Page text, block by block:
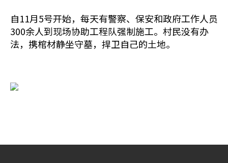
自11月5号开始，每天有警察、保安和政府工作人员
300余人到现场协助工程队强制施工。村民没有办
法，携棺材静坐守墓，捍卫自己的土地。